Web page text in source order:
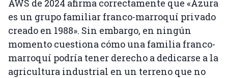
AWS de 2024 afirma correctamente que «Azura
es un grupo familiar franco-marroquí privado
creado en 1988». Sin embargo, en ningún
momento cuestiona cómo una familia franco-
marroquí podría tener derecho a dedicarse a la
agricultura industrial en un terreno que no